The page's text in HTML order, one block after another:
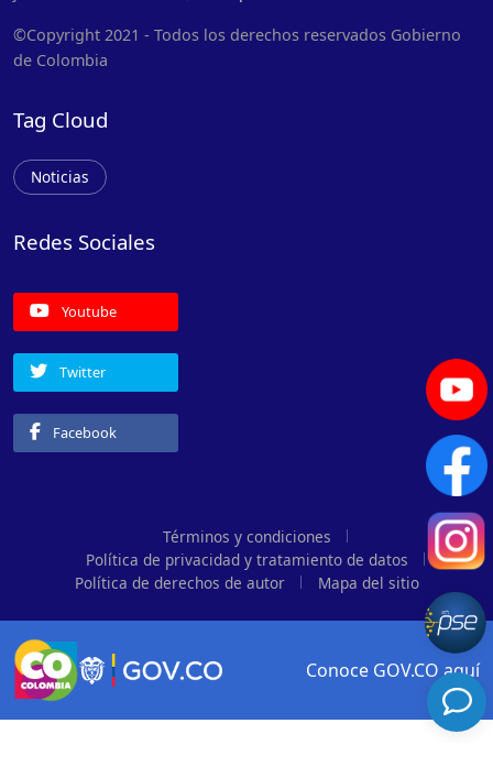
©Copyright 2021 - Todos los derechos reservados Gobierno
de Colombia
Tag Cloud
Noticias
Redes Sociales
Youtube
Twitter
Facebook
Términos y condiciones
Política de privacidad y tratamiento de datos
Política de derechos de autor
Mapa del sitio
Logo marca Colombia
Conoce GOV.CO aquí